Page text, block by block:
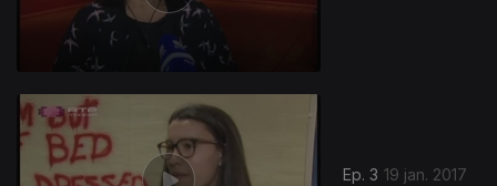
Ep. 3 19 jan. 2017